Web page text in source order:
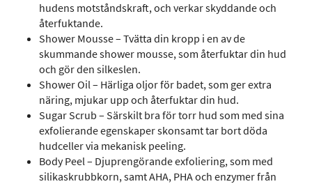
hudens motståndskraft, och verkar skyddande och
återfuktande.
Shower Mousse – Tvätta din kropp i en av de
skummande shower mousse, som återfuktar din hud
och gör den silkeslen.
Shower Oil – Härliga oljor för badet, som ger extra
näring, mjukar upp och återfuktar din hud.
Sugar Scrub – Särskilt bra för torr hud som med sina
exfolierande egenskaper skonsamt tar bort döda
hudceller via mekanisk peeling.
Body Peel – Djuprengörande exfoliering, som med
silikaskrubbkorn, samt AHA, PHA och enzymer från